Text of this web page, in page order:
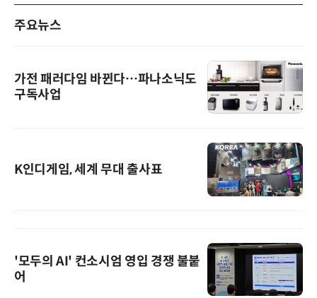
주요뉴스
가전 패러다임 바뀐다…파나소닉도
구독사업
K인디게임, 세계 무대 출사표
'모두의 AI' 컨소시엄 영입 경쟁 불붙
어